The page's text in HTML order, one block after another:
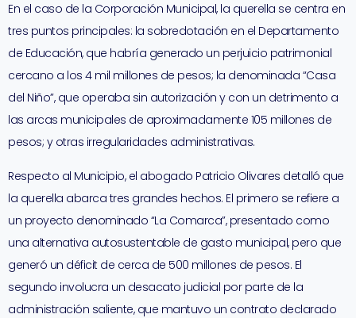
En el caso de la Corporación Municipal, la querella se centra en
tres puntos principales: la sobredotación en el Departamento
de Educación, que habría generado un perjuicio patrimonial
cercano a los 4 mil millones de pesos; la denominada “Casa
del Niño”, que operaba sin autorización y con un detrimento a
las arcas municipales de aproximadamente 105 millones de
pesos; y otras irregularidades administrativas.
Respecto al Municipio, el abogado Patricio Olivares detalló que
la querella abarca tres grandes hechos. El primero se refiere a
un proyecto denominado “La Comarca”, presentado como
una alternativa autosustentable de gasto municipal, pero que
generó un déficit de cerca de 500 millones de pesos. El
segundo involucra un desacato judicial por parte de la
administración saliente, que mantuvo un contrato declarado